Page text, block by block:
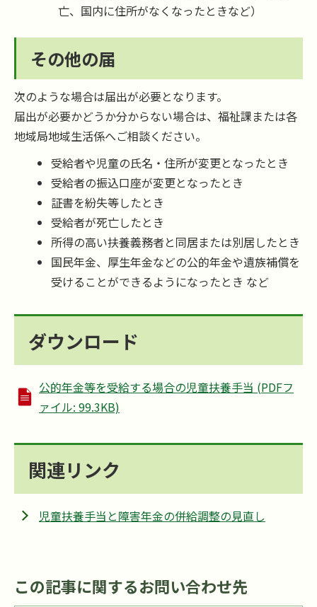
亡、国内に住所がなくなったときなど）
その他の届
次のような場合は届出が必要となります。
届出が必要かどうか分からない場合は、福祉課または各
地域局地域生活係へご相談ください。
受給者や児童の氏名・住所が変更となったとき
受給者の振込口座が変更となったとき
証書を紛失等したとき
受給者が死亡したとき
所得の高い扶養義務者と同居または別居したとき
国民年金、厚生年金などの公的年金や遺族補償を
受けることができるようになったとき など
ダウンロード
公的年金等を受給する場合の児童扶養手当 (PDFフ
ァイル: 99.3KB)
関連リンク
児童扶養手当と障害年金の併給調整の見直し
この記事に関するお問い合わせ先